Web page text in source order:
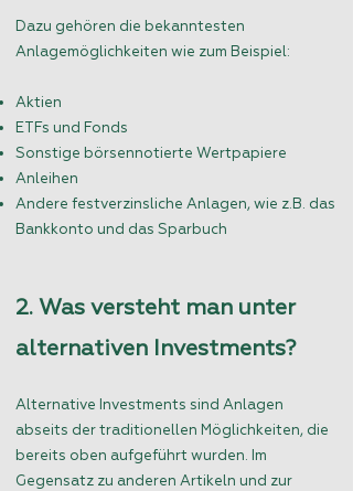
Dazu gehören die bekanntesten
Anlagemöglichkeiten wie zum Beispiel:
Aktien
ETFs und Fonds
Sonstige börsennotierte Wertpapiere
Anleihen
Andere festverzinsliche Anlagen, wie z.B. das
Bankkonto und das Sparbuch
2. Was versteht man unter
alternativen Investments?
Alternative Investments sind Anlagen
abseits der traditionellen Möglichkeiten, die
bereits oben aufgeführt wurden. Im
Gegensatz zu anderen Artikeln und zur